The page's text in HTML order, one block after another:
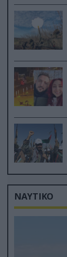
ΝΑΥΤΙΚΟ